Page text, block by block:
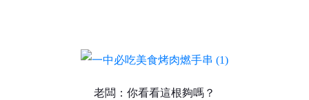
老闆：你看看這根夠嗎？